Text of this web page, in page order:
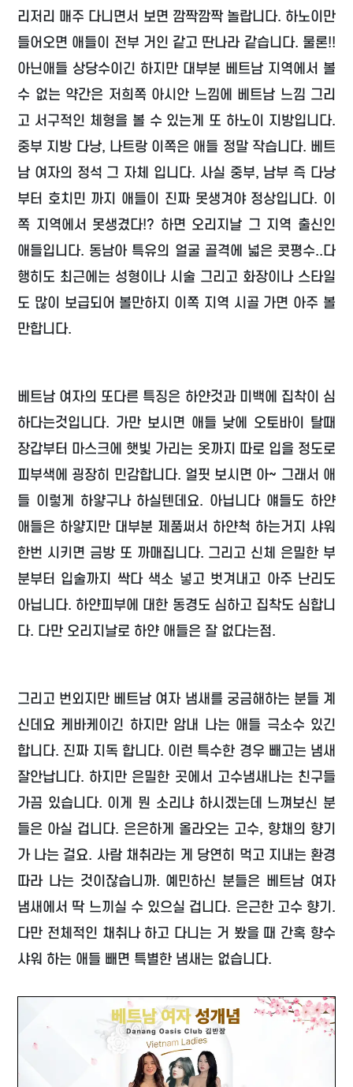
리저리 매주 다니면서 보면 깜짝깜짝 놀랍니다. 하노이만
들어오면 애들이 전부 거인 같고 딴나라 같습니다. 물론!!
아닌애들 상당수이긴 하지만 대부분 베트남 지역에서 볼
수 없는 약간은 저희쪽 아시안 느낌에 베트남 느낌 그리
고 서구적인 체형을 볼 수 있는게 또 하노이 지방입니다.
중부 지방 다낭, 나트랑 이쪽은 애들 정말 작습니다. 베트
남 여자의 정석 그 자체 입니다. 사실 중부, 남부 즉 다낭
부터 호치민 까지 애들이 진짜 못생겨야 정상입니다. 이
쪽 지역에서 못생겼다!? 하면 오리지날 그 지역 출신인
애들입니다. 동남아 특유의 얼굴 골격에 넓은 콧평수..다
행히도 최근에는 성형이나 시술 그리고 화장이나 스타일
도 많이 보급되어 볼만하지 이쪽 지역 시골 가면 아주 볼
만합니다.
베트남 여자의 또다른 특징은 하얀것과 미백에 집착이 심
하다는것입니다. 가만 보시면 애들 낮에 오토바이 탈때
장갑부터 마스크에 햇빛 가리는 옷까지 따로 입을 정도로
피부색에 굉장히 민감합니다. 얼핏 보시면 아~ 그래서 애
들 이렇게 하얗구나 하실텐데요. 아닙니다 얘들도 하얀
애들은 하얗지만 대부분 제품써서 하얀척 하는거지 샤워
한번 시키면 금방 또 까매집니다. 그리고 신체 은밀한 부
분부터 입술까지 싹다 색소 넣고 벗겨내고 아주 난리도
아닙니다. 하얀피부에 대한 동경도 심하고 집착도 심합니
다. 다만 오리지날로 하얀 애들은 잘 없다는점.
그리고 번외지만 베트남 여자 냄새를 궁금해하는 분들 계
신데요 케바케이긴 하지만 암내 나는 애들 극소수 있긴
합니다. 진짜 지독 합니다. 이런 특수한 경우 빼고는 냄새
잘안납니다. 하지만 은밀한 곳에서 고수냄새나는 친구들
가끔 있습니다. 이게 뭔 소리냐 하시겠는데 느껴보신 분
들은 아실 겁니다. 은은하게 올라오는 고수, 향채의 향기
가 나는 걸요. 사람 채취라는 게 당연히 먹고 지내는 환경
따라 나는 것이잖습니까. 예민하신 분들은 베트남 여자
냄새에서 딱 느끼실 수 있으실 겁니다. 은근한 고수 향기.
다만 전체적인 채취나 하고 다니는 거 봤을 때 간혹 향수
샤워 하는 애들 빼면 특별한 냄새는 없습니다.